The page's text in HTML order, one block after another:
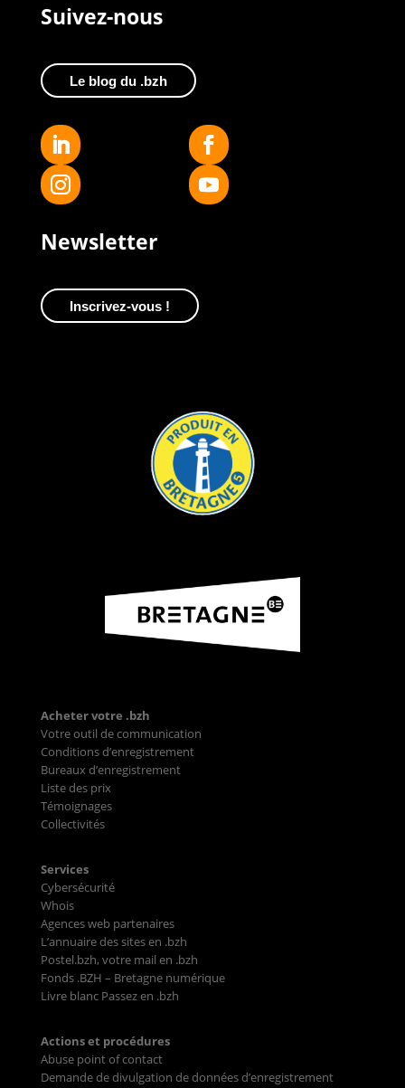
Suivez-nous
Le blog du .bzh
Newsletter
Inscrivez-vous !
Acheter votre .bzh
Votre outil de communication
Conditions d’enregistrement
Bureaux d’enregistrement
Liste des prix
Témoignages
Collectivités
Services
Cybersécurité
Whois
Agences web partenaires
L’annuaire des sites en .bzh
Postel.bzh, votre mail en .bzh
Fonds .BZH – Bretagne numérique
Livre blanc Passez en .bzh
Actions et procédures
Abuse point of contact
Demande de divulgation de données d’enregistrement